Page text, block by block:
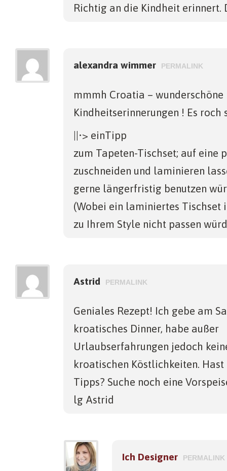
Richtig an die Kindheit erinnert.
alexandra wimmer PERMALINK
mmmh Croatia – wunderschöne
Kindheitserinnerungen ! Es roch
||•> einTipp
zum Tapeten-Tischset; auf eine
zuschneiden und laminieren
gerne längerfristig benutzen
(Wobei ein laminiertes Tischset
zu Ihrem Style nicht passen
Astrid PERMALINK
Geniales Rezept! Ich gebe am
kroatisches Dinner, habe außer
Urlaubserfahrungen jedoch
kroatischen Köstlichkeiten.
Tipps? Suche noch eine
lg Astrid
Ich Designer PERMALINK